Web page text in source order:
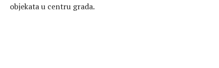
objekata u centru grada.